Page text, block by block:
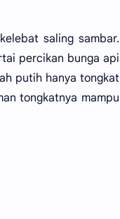
saling sambar.
percikan bunga api
putih hanya tongkat
tongkatnya mampu